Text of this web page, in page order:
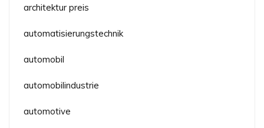
architektur preis
automatisierungstechnik
automobil
automobilindustrie
automotive